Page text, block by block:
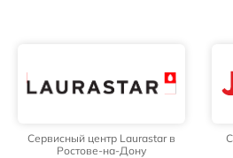
Сервисный центр Laurastar в
Ростове-на-Дону